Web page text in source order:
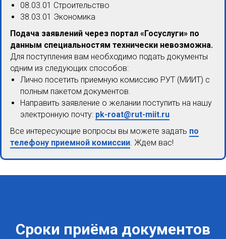
08.03.01 Строительство
38.03.01 Экономика
Подача заявлений через портал «Госуслуги» по
данным специальностям технически невозможна.
Для поступления вам необходимо подать документы
одним из следующих способов:
Лично посетить приемную комиссию РУТ (МИИТ) с
полным пакетом документов.
Направить заявление о желании поступить на нашу
электронную почту: pk-roat@rut-miit.ru
Все интересующие вопросы вы можете задать по
телефону приемной комиссии. Ждем вас!
Сроки приёма документов